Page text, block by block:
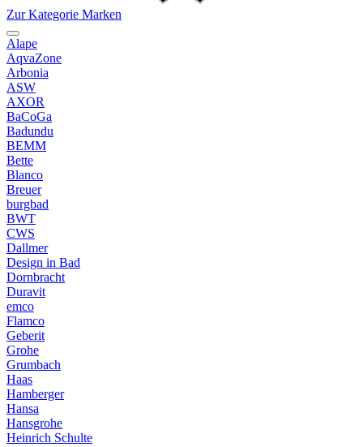
Zur Kategorie Marken
Alape
AqvaZone
Arbonia
ASW
AXOR
BaCoGa
Badundu
BEMM
Bette
Blanco
Breuer
burgbad
BWT
CWS
Dallmer
Design in Bad
Dornbracht
Duravit
emco
Flamco
Geberit
Grohe
Grumbach
Haas
Hamberger
Hansa
Hansgrohe
Heinrich Schulte